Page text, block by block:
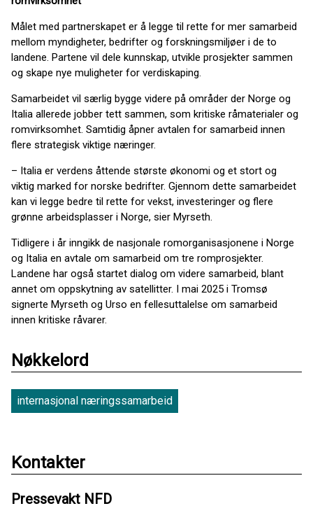
Målet med partnerskapet er å legge til rette for mer samarbeid
mellom myndigheter, bedrifter og forskningsmiljøer i de to
landene. Partene vil dele kunnskap, utvikle prosjekter sammen
og skape nye muligheter for verdiskaping.
Samarbeidet vil særlig bygge videre på områder der Norge og
Italia allerede jobber tett sammen, som kritiske råmaterialer og
romvirksomhet. Samtidig åpner avtalen for samarbeid innen
flere strategisk viktige næringer.
– Italia er verdens åttende største økonomi og et stort og
viktig marked for norske bedrifter. Gjennom dette samarbeidet
kan vi legge bedre til rette for vekst, investeringer og flere
grønne arbeidsplasser i Norge, sier Myrseth.
Tidligere i år inngikk de nasjonale romorganisasjonene i Norge
og Italia en avtale om samarbeid om tre romprosjekter.
Landene har også startet dialog om videre samarbeid, blant
annet om oppskytning av satellitter. I mai 2025 i Tromsø
signerte Myrseth og Urso en fellesuttalelse om samarbeid
innen kritiske råvarer.
Nøkkelord
internasjonal næringssamarbeid
Kontakter
Pressevakt NFD